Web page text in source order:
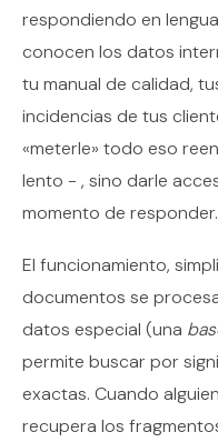
respondiendo en
conocen los datos
tu manual de calidad,
incidencias de tus
«meterle» todo eso
lento - , sino darle
momento de
El funcionamiento,
documentos se
datos especial (una
permite buscar por
exactas. Cuando
recupera los